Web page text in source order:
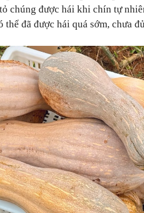
chúng được hái khi chín tự
thể đã được hái quá sớm, chưa